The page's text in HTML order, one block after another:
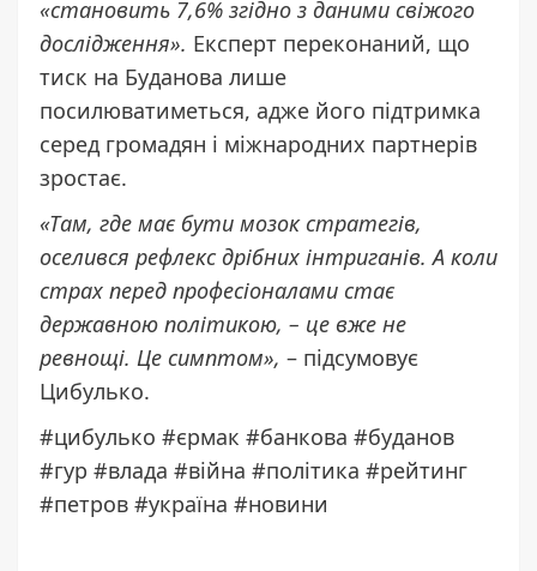
«становить 7,6% згідно з даними свіжого
дослідження». Експерт переконаний, що
тиск на Буданова лише
посилюватиметься, адже його підтримка
серед громадян і міжнародних партнерів
зростає.
«Там, где має бути мозок стратегів,
оселився рефлекс дрібних інтриганів. А коли
страх перед професіоналами стає
державною політикою, – це вже не
ревнощі. Це симптом», – підсумовує
Цибулько.
#цибулько #єрмак #банкова #буданов
#гур #влада #війна #політика #рейтинг
#петров #україна #новини